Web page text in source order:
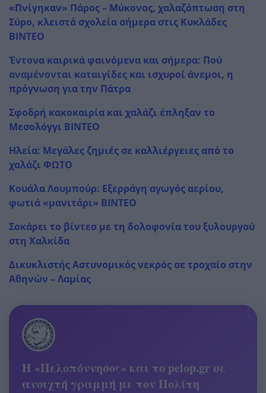
«Πνίγηκαν» Πάρος – Μύκονος, χαλαζόπτωση στη
Σύρο, κλειστά σχολεία σήμερα στις Κυκλάδες
ΒΙΝΤΕΟ
Έντονα καιρικά φαινόμενα και σήμερα: Πού
αναμένονται καταιγίδες και ισχυροί άνεμοι, η
πρόγνωση για την Πάτρα
Σφοδρή κακοκαιρία και χαλάζι έπληξαν το
Μεσολόγγι ΒΙΝΤΕΟ
Ηλεία: Μεγάλες ζημιές σε καλλιέργειες από το
χαλάζι ΦΩΤΟ
Κουάλα Λουμπούρ: Εξερράγη αγωγός αερίου,
φωτιά «μανιτάρι» ΒΙΝΤΕΟ
Σοκάρει το βίντεο με τη δολοφονία του ξυλουργού
στη Χαλκίδα
Δικυκλιστής Αστυνομικός νεκρός σε τροχαίο στην
Αθηνών – Λαμίας
Η «Πελοπόννησος» και το pelop.gr σε
ανοιχτή γραμμή με τον Πολίτη